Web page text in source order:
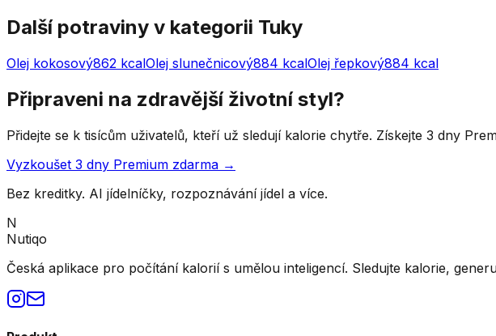
Další potraviny v kategorii Tuky
Olej kokosový862 kcalOlej slunečnicový884 kcalOlej řepkový884 kcal
Připraveni na zdravější životní styl?
Přidejte se k tisícům uživatelů, kteří už sledují kalorie chytře. Získejte 3 dny
Vyzkoušet 3 dny Premium zdarma →
Bez kreditky. AI jídelníčky, rozpoznávání jídel a více.
N
Nutiqo
Česká aplikace pro počítání kalorií s umělou inteligencí. Sledujte kalorie,